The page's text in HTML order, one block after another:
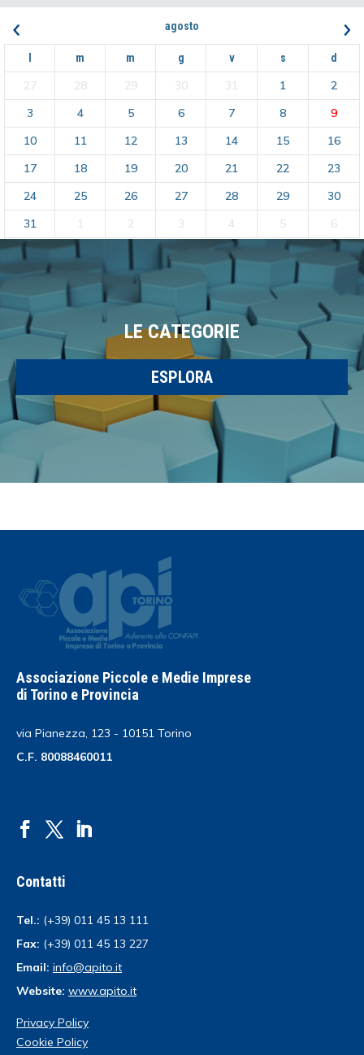
‹ agosto ›
m m g v s d
27 28 29 30 31 1
2
3
4 5 6 7 8
9
10
11 12 13 14 15
16
17
18 19 20 21 22
23
24
25 26 27 28 29
30
31
1 2 3 4 5 6
LE CATEGORIE
ESPLORA
Associazione Piccole e Medie Imprese
di Torino e Provincia
via Pianezza, 123 - 10151 Torino
C.F. 80088460011
Contatti
Tel.: (+39) 011 45 13 111
Fax: (+39) 011 45 13 227
Email: info@apito.it
Website: www.apito.it
Privacy Policy
Cookie Policy